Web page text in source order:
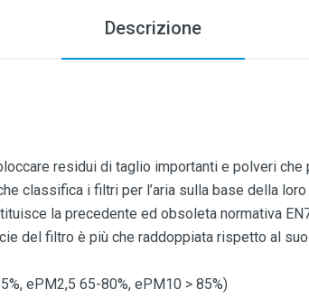
Descrizione
residui di taglio importanti e polveri
classifica i filtri per l’aria sulla base della
la precedente ed obsoleta normativa
del filtro è più che raddoppiata rispetto al
ePM2,5 65-80%, ePM10 > 85%)